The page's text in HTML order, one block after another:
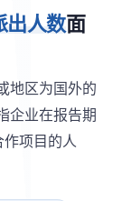
出人数面
地区为国外的
企业在报告期
项目的人